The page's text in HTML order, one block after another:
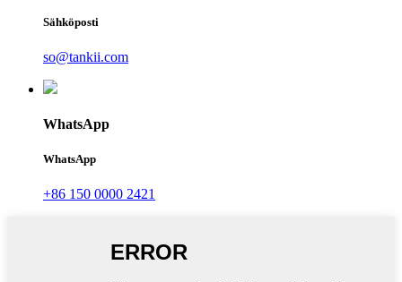
Sähköposti
so@tankii.com
WhatsApp
WhatsApp
+86 150 0000 2421